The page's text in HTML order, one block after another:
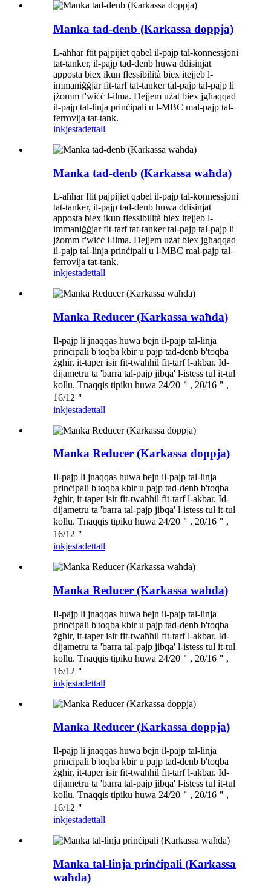
Manka tad-denb (Karkassa doppja)
L-aħħar ftit pajpijiet qabel il-pajp tal-konnessjoni
tat-tanker, il-pajp tad-denb huwa ddisinjat
apposta biex ikun flessibilità biex itejjeb l-
immaniġġjar fit-tarf tat-tanker tal-pajp tal-pajp li
jżomm f'wiċċ l-ilma. Dejjem użat biex jgħaqqad
il-pajp tal-linja prinċipali u l-MBC mal-pajp tal-
ferrovija tat-tank.
inkjestadettall
Manka tad-denb (Karkassa waħda)
L-aħħar ftit pajpijiet qabel il-pajp tal-konnessjoni
tat-tanker, il-pajp tad-denb huwa ddisinjat
apposta biex ikun flessibilità biex itejjeb l-
immaniġġjar fit-tarf tat-tanker tal-pajp tal-pajp li
jżomm f'wiċċ l-ilma. Dejjem użat biex jgħaqqad
il-pajp tal-linja prinċipali u l-MBC mal-pajp tal-
ferrovija tat-tank.
inkjestadettall
Manka Reducer (Karkassa waħda)
Il-pajp li jnaqqas huwa bejn il-pajp tal-linja
prinċipali b'toqba kbir u pajp tad-denb b'toqba
żgħir, it-taper isir fit-twaħħil fit-tarf l-akbar. Id-
dijametru ta 'barra tal-pajp jibqa' l-istess tul it-tul
kollu. Tnaqqis tipiku huwa 24/20＂, 20/16＂,
16/12＂
inkjestadettall
Manka Reducer (Karkassa doppja)
Il-pajp li jnaqqas huwa bejn il-pajp tal-linja
prinċipali b'toqba kbir u pajp tad-denb b'toqba
żgħir, it-taper isir fit-twaħħil fit-tarf l-akbar. Id-
dijametru ta 'barra tal-pajp jibqa' l-istess tul it-tul
kollu. Tnaqqis tipiku huwa 24/20＂, 20/16＂,
16/12＂
inkjestadettall
Manka Reducer (Karkassa waħda)
Il-pajp li jnaqqas huwa bejn il-pajp tal-linja
prinċipali b'toqba kbir u pajp tad-denb b'toqba
żgħir, it-taper isir fit-twaħħil fit-tarf l-akbar. Id-
dijametru ta 'barra tal-pajp jibqa' l-istess tul it-tul
kollu. Tnaqqis tipiku huwa 24/20＂, 20/16＂,
16/12＂
inkjestadettall
Manka Reducer (Karkassa doppja)
Il-pajp li jnaqqas huwa bejn il-pajp tal-linja
prinċipali b'toqba kbir u pajp tad-denb b'toqba
żgħir, it-taper isir fit-twaħħil fit-tarf l-akbar. Id-
dijametru ta 'barra tal-pajp jibqa' l-istess tul it-tul
kollu. Tnaqqis tipiku huwa 24/20＂, 20/16＂,
16/12＂
inkjestadettall
Manka tal-linja prinċipali (Karkassa
waħda)